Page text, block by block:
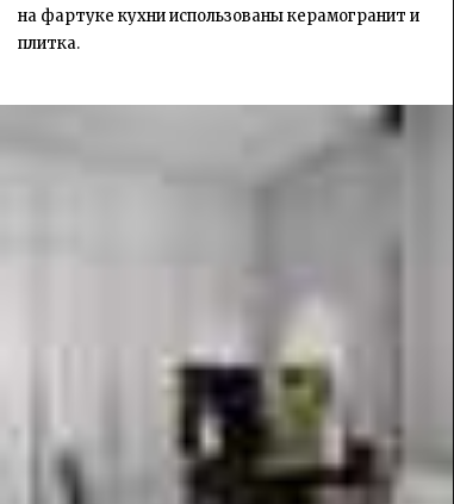
на фартуке кухни использованы керамогранит и
плитка.